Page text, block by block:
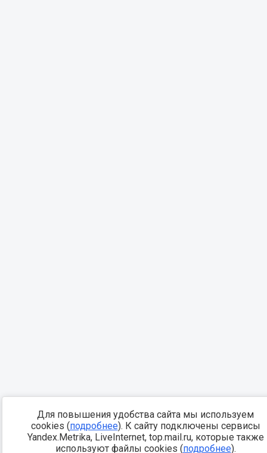
Для повышения удобства сайта мы используем
cookies (подробнее). К сайту подключены сервисы
Yandex.Metrika, LiveInternet, top.mail.ru, которые также
используют файлы cookies (подробнее).